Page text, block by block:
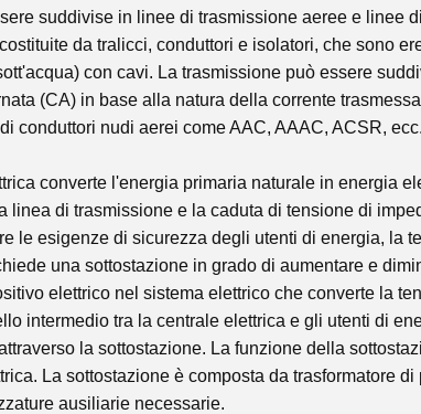
suddivise in linee di trasmissione aeree e linee
da tralicci, conduttori e isolatori, che sono
con cavi. La trasmissione può essere
(CA) in base alla natura della corrente
conduttori nudi aerei come AAC, AAAC, ACSR, ecc.
converte l'energia primaria naturale in energia
linea di trasmissione e la caduta di tensione di
le esigenze di sicurezza degli utenti di energia, la
una sottostazione in grado di aumentare e
elettrico nel sistema elettrico che converte la
intermedio tra la centrale elettrica e gli utenti di
la sottostazione. La funzione della
La sottostazione è composta da trasformatore
ausiliarie necessarie.